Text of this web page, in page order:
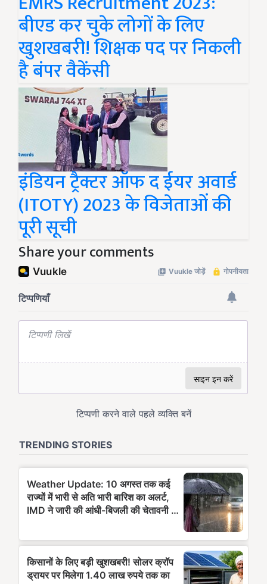
बीएड कर चुके लोगों के लिए
खुशखबरी! शिक्षक पद पर निकली
है बंपर वैकेंसी
इंडियन ट्रैक्टर ऑफ द ईयर अवार्ड
(ITOTY) 2023 के विजेताओं की
पूरी सूची
Share your comments